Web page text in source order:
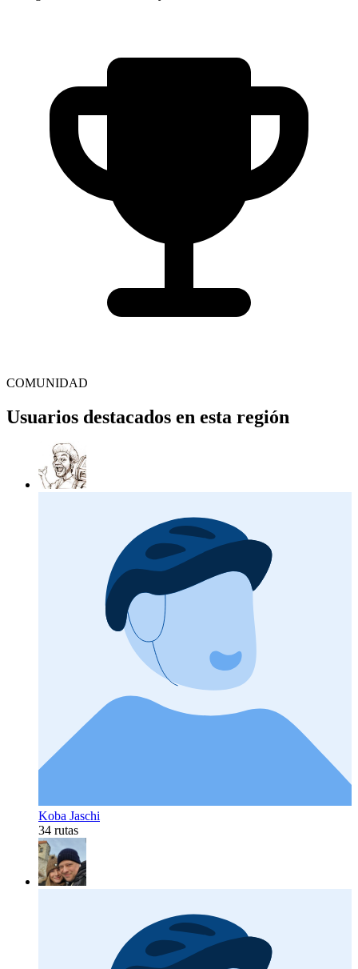
COMUNIDAD
Usuarios destacados en esta región
Koba Jaschi
34 rutas